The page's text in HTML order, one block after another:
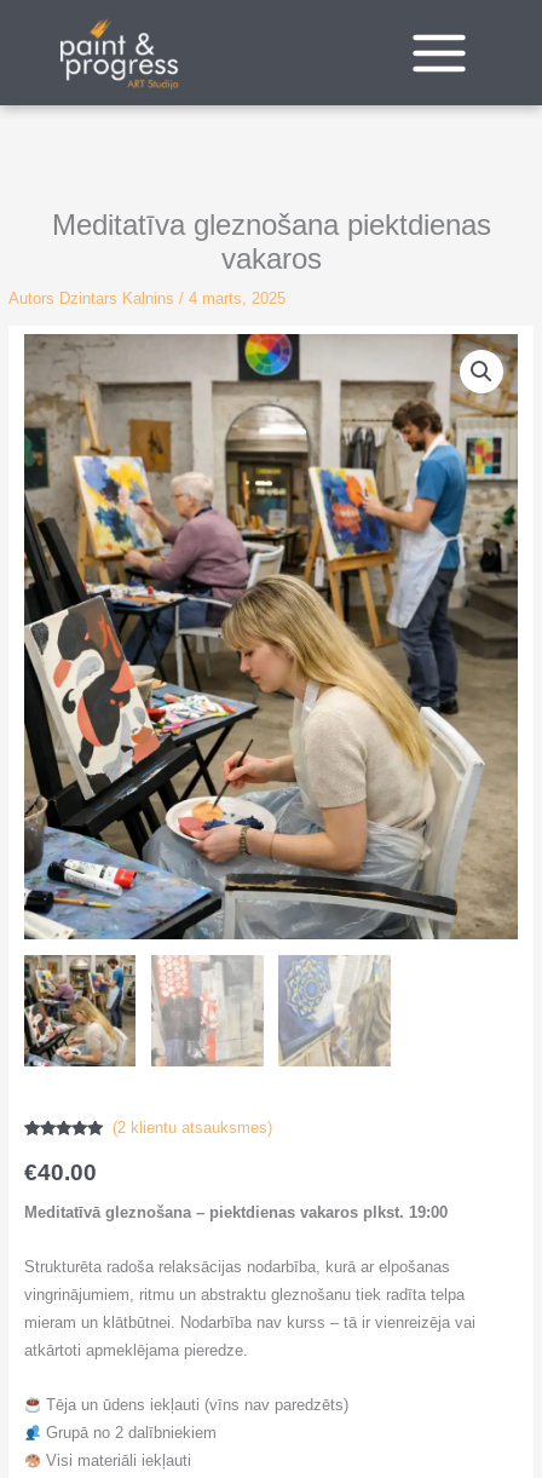
Meditatīva gleznošana piektdienas
vakaros
Autors Dzintars Kalnins / 4 marts, 2025
5.00no 5
balstoties
vērtējumiem
(2klientu atsauksmes)
€40.00
Meditatīvā gleznošana – piektdienas vakaros plkst. 19:00
Strukturēta radoša relaksācijas nodarbība, kurā ar elpošanas
vingrinājumiem, ritmu un abstraktu gleznošanu tiek radīta telpa
mieram un klātbūtnei. Nodarbība nav kurss – tā ir vienreizēja vai
atkārtoti apmeklējama pieredze.
Tēja un ūdens iekļauti (vīns nav paredzēts)
Grupā no 2 dalībniekiem
Visi materiāli iekļauti